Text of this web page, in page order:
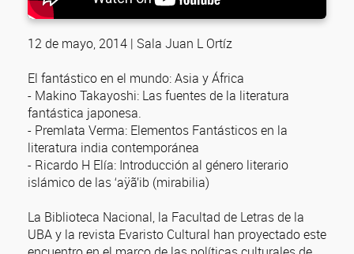
12 de mayo, 2014 | Sala Juan L Ortíz
El fantástico en el mundo: Asia y África
- Makino Takayoshi: Las fuentes de la literatura
fantástica japonesa.
- Premlata Verma: Elementos Fantásticos en la
literatura india contemporánea
- Ricardo H Elía: Introducción al género literario
islámico de las ‘aÿã’ib (mirabilia)
La Biblioteca Nacional, la Facultad de Letras de la
UBA y la revista Evaristo Cultural han proyectado este